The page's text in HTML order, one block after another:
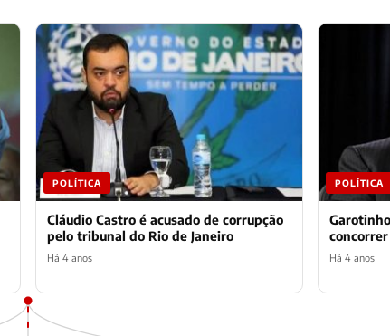
POLÍTICA
Cláudio Castro é acusado de corrupção
pelo tribunal do Rio de Janeiro
Há 4 anos
POLÍTICA
Há 4 anos